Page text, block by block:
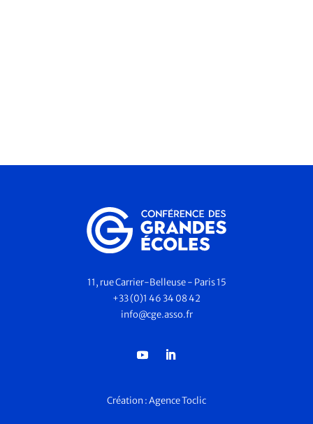
11, rue Carrier-Belleuse - Paris 15
+33 (0)1 46 34 08 42
info@cge.asso.fr
Création :Agence Toclic